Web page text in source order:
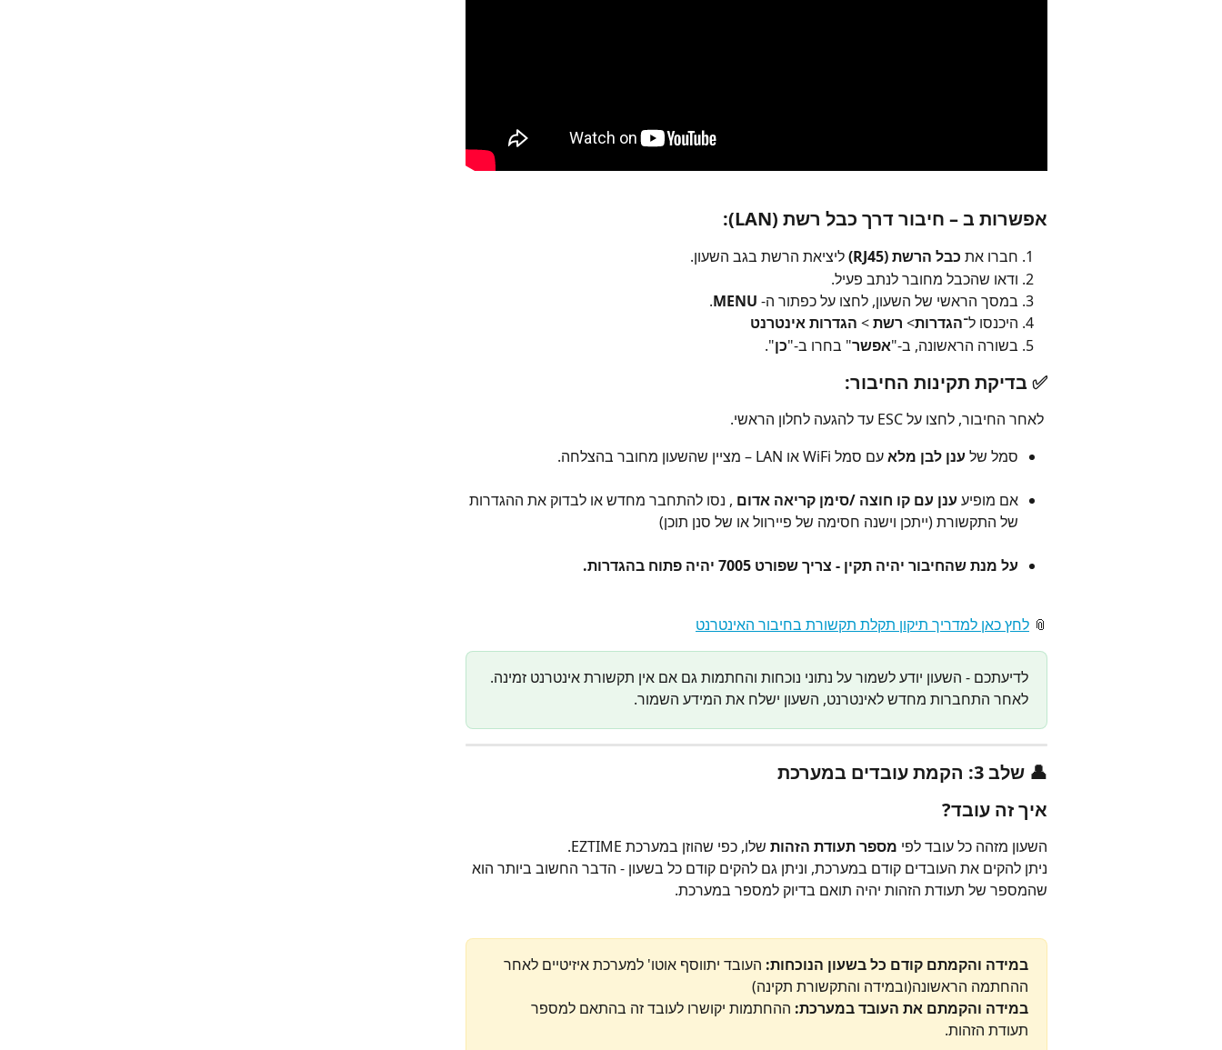
אפשרות ב – חיבור דרך כבל רשת (LAN):
חברו את כבל הרשת (RJ45)
ליציאת הרשת בגב השעון.
ודאו שהכבל מחובר לנתב פעיל.
במסך הראשי של השעון, לחצו על כפתור ה- MENU
.
היכנסו ל־הגדרות> רשת > הגדרות אינטרנט
בשורה הראשונה, ב-"אפשר" בחרו ב-"כן".
✅ בדיקת תקינות החיבור:
סמל של ענן לבן מלא עם סמל WiFi או LAN – מציין שהשעון מחובר בהצלחה.
אם מופיע ענן עם קו חוצה /סימן קריאה אדום , נסו להתחבר מחדש או לבדוק את ההגדרות
של התקשורת (ייתכן וישנה חסימה של פיירוול או של סנן תוכן)
על מנת שהחיבור יהיה תקין - צריך שפורט 7005 יהיה פתוח בהגדרות.
📎 לחץ כאן למדריך תיקון תקלת תקשורת בחיבור האינטרנט
לדיעתכם - השעון יודע לשמור על נתוני נוכחות והחתמות גם אם אין תקשורת אינטרנט זמינה.
לאחר התחברות מחדש לאינטרנט, השעון ישלח את המידע השמור.
👤 שלב 3: הקמת עובדים במערכת
איך זה עובד?
השעון מזהה כל עובד לפי מספר תעודת הזהות שלו, כפי שהוזן במערכת EZTIME.
ניתן להקים את העובדים קודם במערכת, וניתן גם להקים קודם כל בשעון - הדבר החשוב ביותר הוא
שהמספר של תעודת הזהות יהיה תואם בדיוק למספר במערכת.
במידה והקמתם קודם כל בשעון הנוכחות: העובד יתווסף אוטו' למערכת איזיטיים לאחר
ההחתמה הראשונה(ובמידה והתקשורת תקינה)
במידה והקמתם את העובד במערכת: ההחתמות יקושרו לעובד זה בהתאם למספר
תעודת הזהות.